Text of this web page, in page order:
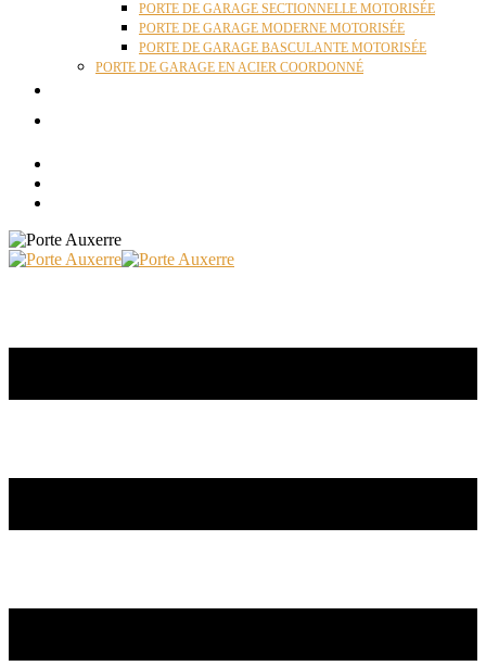
PORTE DE GARAGE SECTIONNELLE MOTORISÉE
PORTE DE GARAGE MODERNE MOTORISÉE
PORTE DE GARAGE BASCULANTE MOTORISÉE
PORTE DE GARAGE EN ACIER COORDONNÉ